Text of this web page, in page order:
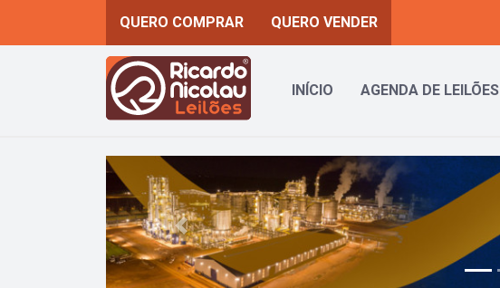
QUERO COMPRAR QUERO VENDER
INÍCIO AGENDA DE LEILÕES
Previous